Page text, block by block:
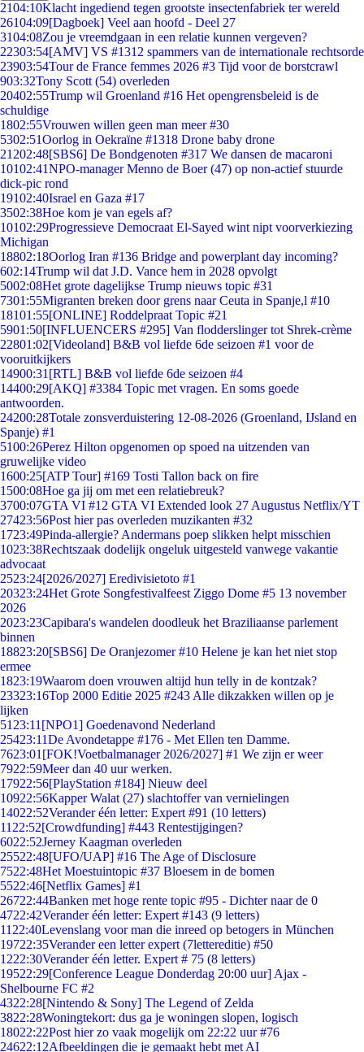
2104:10Klacht ingediend tegen grootste insectenfabriek ter wereld
26104:09[Dagboek] Veel aan hoofd - Deel 27
3104:08Zou je vreemdgaan in een relatie kunnen vergeven?
22303:54[AMV] VS #1312 spammers van de internationale rechtsorde
23903:54Tour de France femmes 2026 #3 Tijd voor de borstcrawl
903:32Tony Scott (54) overleden
20402:55Trump wil Groenland #16 Het opengrensbeleid is de
schuldige
1802:55Vrouwen willen geen man meer #30
5302:51Oorlog in Oekraïne #1318 Drone baby drone
21202:48[SBS6] De Bondgenoten #317 We dansen de macaroni
10102:41NPO-manager Menno de Boer (47) op non-actief stuurde
dick-pic rond
19102:40Israel en Gaza #17
3502:38Hoe kom je van egels af?
10102:29Progressieve Democraat El-Sayed wint nipt voorverkiezing
Michigan
18802:18Oorlog Iran #136 Bridge and powerplant day incoming?
602:14Trump wil dat J.D. Vance hem in 2028 opvolgt
5002:08Het grote dagelijkse Trump nieuws topic #31
7301:55Migranten breken door grens naar Ceuta in Spanje,l #10
18101:55[ONLINE] Roddelpraat Topic #21
5901:50[INFLUENCERS #295] Van flodderslinger tot Shrek-crème
22801:02[Videoland] B&B vol liefde 6de seizoen #1 voor de
vooruitkijkers
14900:31 [RTL] B&B vol liefde 6de seizoen #4
14400:29[AKQ] #3384 Topic met vragen. En soms goede
antwoorden.
24200:28Totale zonsverduistering 12-08-2026 (Groenland, IJsland en
Spanje) #1
5100:26Perez Hilton opgenomen op spoed na uitzenden van
gruwelijke video
1600:25[ATP Tour] #169 Tosti Tallon back on fire
1500:08Hoe ga jij om met een relatiebreuk?
3700:07GTA VI #12 GTA VI Extended look 27 Augustus Netflix/YT
27423:56Post hier pas overleden muzikanten #32
1723:49Pinda-allergie? Andermans poep slikken helpt misschien
1023:38Rechtszaak dodelijk ongeluk uitgesteld vanwege vakantie
advocaat
2523:24[2026/2027] Eredivisietoto #1
20323:24Het Grote Songfestivalfeest Ziggo Dome #5 13 november
2026
2023:23Capibara's wandelen doodleuk het Braziliaanse parlement
binnen
18823:20[SBS6] De Oranjezomer #10 Helene je kan het niet stop
ermee
1823:19Waarom doen vrouwen altijd hun telly in de kontzak?
23323:16Top 2000 Editie 2025 #243 Alle dikzakken willen op je
lijken
51 23:11 [NPO1] Goedenavond Nederland
25423:11De Avondetappe #176 - Met Ellen ten Damme.
7623:01 [FOK!Voetbalmanager 2026/2027] #1 We zijn er weer
7922:59Meer dan 40 uur werken.
17922:56[PlayStation #184] Nieuw deel
10922:56Kapper Walat (27) slachtoffer van vernielingen
14022:52Verander één letter: Expert #91 (10 letters)
11 22:52[Crowdfunding] #443 Rentestijgingen?
6022:52Jerney Kaagman overleden
25522:48[UFO/UAP] #16 The Age of Disclosure
7522:48Het Moestuintopic #37 Bloesem in de bomen
5522:46[Netflix Games] #1
26722:44Banken met hoge rente topic #95 - Dichter naar de 0
4722:42Verander één letter: Expert #143 (9 letters)
11 22:40Levenslang voor man die inreed op betogers in München
19722:35Verander een letter expert (7lettereditie) #50
1222:30Verander één letter. Expert # 75 (8 letters)
19522:29[Conference League Donderdag 20:00 uur] Ajax -
Shelbourne FC #2
4322:28[Nintendo & Sony] The Legend of Zelda
3822:28Woningtekort: dus ga je woningen slopen, logisch
18022:22Post hier zo vaak mogelijk om 22:22 uur #76
24622:12Afbeeldingen die je gemaakt hebt met AI